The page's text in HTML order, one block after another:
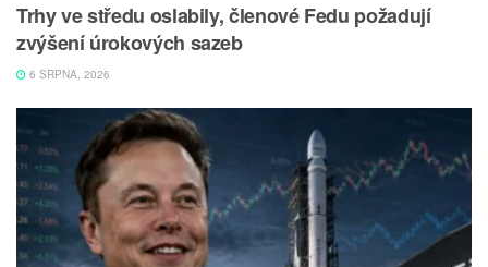
Trhy ve středu oslabily, členové Fedu požadují
zvýšení úrokových sazeb
6 SRPNA, 2026